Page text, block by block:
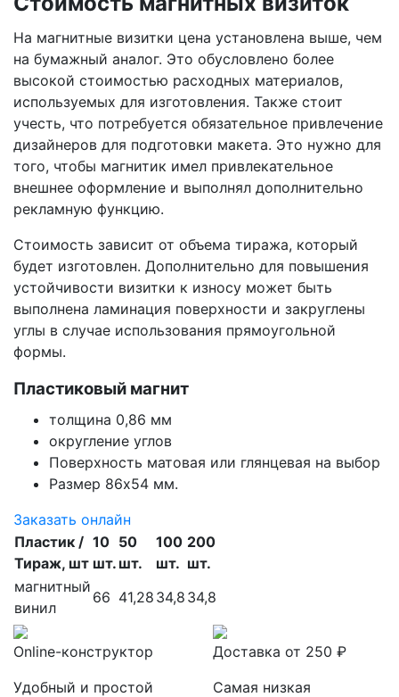
На магнитные визитки цена установлена выше, чем
на бумажный аналог. Это обусловлено более
высокой стоимостью расходных материалов,
используемых для изготовления. Также стоит
учесть, что потребуется обязательное привлечение
дизайнеров для подготовки макета. Это нужно для
того, чтобы магнитик имел привлекательное
внешнее оформление и выполнял дополнительно
рекламную функцию.
Стоимость зависит от объема тиража, который
будет изготовлен. Дополнительно для повышения
устойчивости визитки к износу может быть
выполнена ламинация поверхности и закруглены
углы в случае использования прямоугольной
формы.
Пластиковый магнит
толщина 0,86 мм
округление углов
Поверхность матовая или глянцевая на выбор
Размер 86х54 мм.
Заказать онлайн
Пластик /
Тираж, шт
10
шт.
50
шт.
100
шт.
200
шт.
магнитный
винил
66 41,28 34,8 34,8
Online-конструктор
Удобный и простой
Доставка от 250 ₽
Самая низкая